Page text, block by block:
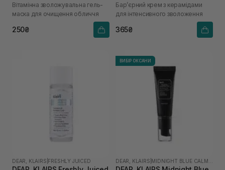
Cleanser 20 мл
Вітамінна зволожувальна гель-
маска для очищення обличчя
250₴
мл
Бар’єрний крем з керамідами
для інтенсивного зволоження
365₴
DEAR, KLAIRS FRESHLY JUICED
ВИБІР ОКСАНИ
DEAR, KLAIRS